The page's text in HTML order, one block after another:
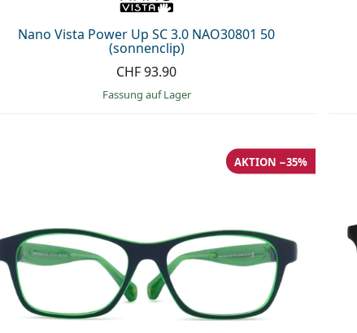
Nano Vista Power Up SC 3.0 NAO30801 50
(sonnenclip)
CHF 93.90
Fassung auf Lager
AKTION −35%